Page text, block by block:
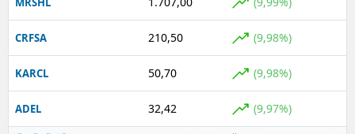
CRFSA 210,50 (9,98%)
KARCL 50,70 (9,98%)
ADEL 32,42 (9,97%)